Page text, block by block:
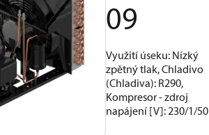
09
Využití úseku: Nízký
zpětný tlak, Chladivo
(Chladiva): R290,
Kompresor - zdroj
napájení [V]: 230/1/50